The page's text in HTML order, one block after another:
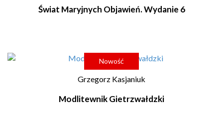
Świat Maryjnych Objawień. Wydanie 6
Nowość
Grzegorz Kasjaniuk
Modlitewnik Gietrzwałdzki